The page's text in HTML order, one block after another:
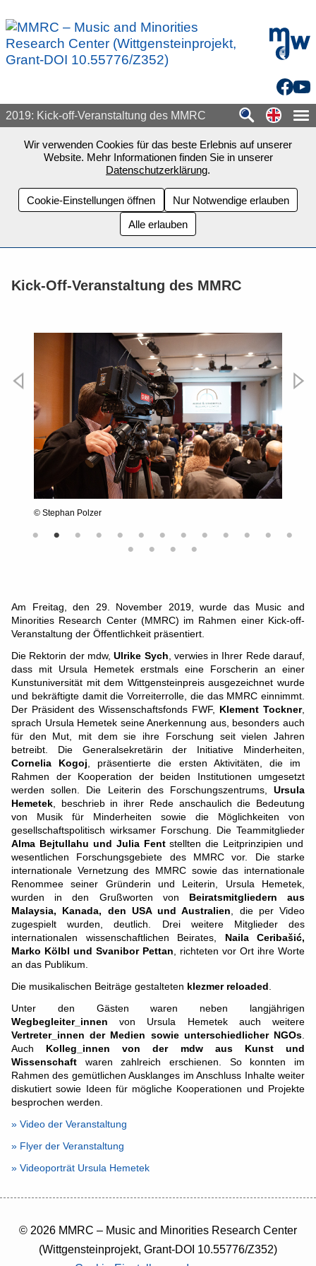
mdw -
2019: Kick-off-Veranstaltung des MMRC
Wir verwenden Cookies für das beste Erlebnis auf unserer
Website. Mehr Informationen finden Sie in unserer
Datenschutzerklärung.
Cookie-Einstellungen öffnen
Nur Notwendige erlauben
Alle erlauben
Kick-Off-Veranstaltung des MMRC
Vorheriges
© Stephan Polzer
Am Freitag, den 29. November 2019, wurde das Music and
Minorities Research Center (MMRC) im Rahmen einer Kick-off-
Veranstaltung der Öffentlichkeit präsentiert.
Die Rektorin der mdw,Ulrike Sych , verwies in Ihrer Rede darauf,
dass mit Ursula Hemetek erstmals eine Forscherin an einer
Kunstuniversität mit dem Wittgensteinpreis ausgezeichnet wurde
und bekräftigte damit die Vorreiterrolle, die das MMRC einnimmt.
Der Präsident des Wissenschaftsfonds FWF, Klement Tockner,
sprach Ursula Hemetek seine Anerkennung aus, besonders auch
für den Mut, mit dem sie ihre Forschung seit vielen Jahren
betreibt. Die Generalsekretärin der Initiative Minderheiten,
Cornelia Kogoj , präsentierte die ersten Aktivitäten, die im
Rahmen der Kooperation der beiden Institutionen umgesetzt
werden sollen. Die Leiterin des Forschungszentrums, Ursula
Hemetek , beschrieb in ihrer Rede anschaulich die Bedeutung
von Musik für Minderheiten sowie die Möglichkeiten von
gesellschaftspolitisch wirksamer Forschung. Die Teammitglieder
Alma Bejtullahu und Julia Fentstellten die Leitprinzipien und
wesentlichen Forschungsgebiete des MMRC vor. Die starke
internationale Vernetzung des MMRC sowie das internationale
Renommee seiner Gründerin und Leiterin, Ursula Hemetek,
wurden in den Grußworten von Beiratsmitgliedern aus
Malaysia, Kanada, den USA und Australien , die per Video
zugespielt wurden, deutlich. Drei weitere Mitglieder des
internationalen wissenschaftlichen Beirates, Naila Ceribašić,
Marko Kölbl und Svanibor Pettan , richteten vor Ort ihre Worte
an das Publikum.
Die musikalischen Beiträge gestalteten klezmer reloaded
Unter den Gästen waren neben langjährigen
Wegbegleiter_innen von Ursula Hemetek auch weitere
Vertreter_innen der Medien sowie unterschiedlicher NGOs
Auch Kolleg_innen von der mdw aus Kunst und
Wissenschaft waren zahlreich erschienen. So konnten im
Rahmen des gemütlichen Ausklanges im Anschluss Inhalte weiter
diskutiert sowie Ideen für mögliche Kooperationen und Projekte
besprochen werden.
» Video der Veranstaltung
» Flyer der Veranstaltung
» Videoporträt Ursula Hemetek
© 2026 MMRC – Music and Minorities Research Center
(Wittgensteinprojekt, Grant-DOI 10.55776/Z352)